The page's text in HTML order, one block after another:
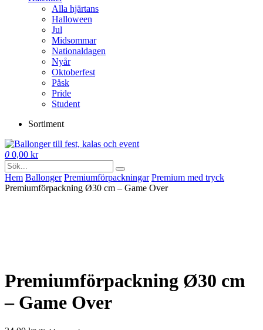
Alla hjärtans
Halloween
Jul
Midsommar
Nationaldagen
Nyår
Oktoberfest
Påsk
Pride
Student
Sortiment
0 0,00 kr
Hem Ballonger Premium­förpackningar Premium med tryck
Premiumförpackning Ø30 cm – Game Over
Premiumförpackning Ø30 cm
– Game Over